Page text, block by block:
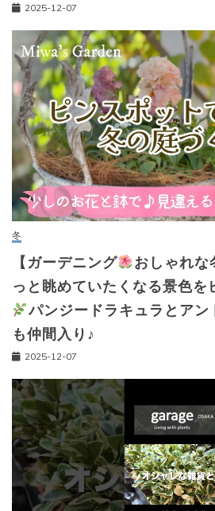
2025-12-07
冬
【ガーデニング
おしゃれ
っと眺めていたくなる景色を
パンジードラキュラとア
も仲間入り♪
2025-12-07